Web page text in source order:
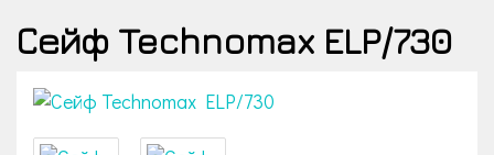
Сейф Technomax ELP/730